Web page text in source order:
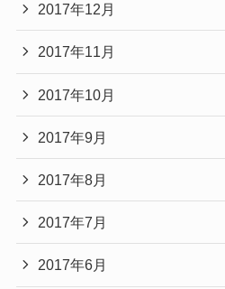
2017年12月
2017年11月
2017年10月
2017年9月
2017年8月
2017年7月
2017年6月